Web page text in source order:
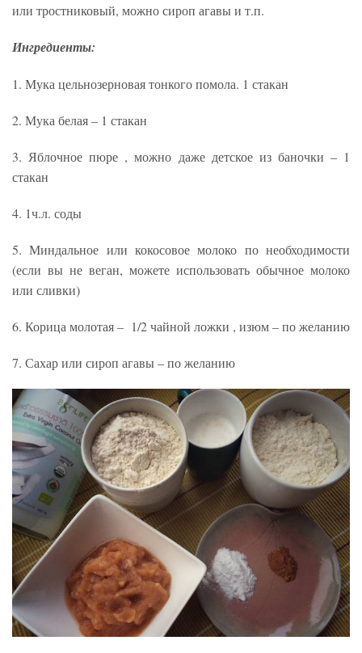
или тростниковый, можно сироп агавы и т.п.
Ингредиенты:
1. Мука цельнозерновая тонкого помола. 1 стакан
2. Мука белая – 1 стакан
3. Яблочное пюре , можно даже детское из баночки – 1
стакан
4. 1ч.л. соды
5. Миндальное или кокосовое молоко по необходимости
(если вы не веган, можете использовать обычное молоко
или сливки)
6. Корица молотая – 1/2 чайной ложки , изюм – по желанию
7. Сахар или сироп агавы – по желанию